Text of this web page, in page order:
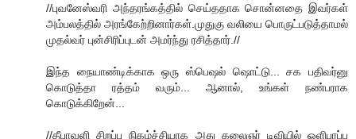
//புவனேஸ்வரி அந்தரங்கத்தில் செய்ததாக சொன்னதை இவர்கள்
அம்பலத்தில் அரங்கேற்றினார்கள்.முதுகு வலியை பொருட்படுத்தாமல்
முதல்வர் புன்சிரிப்புடன் அமர்ந்து ரசித்தார்.//
இந்த‌ நையாண்டிக்காக‌ ஒரு ஸ்பெஷ‌ல் ஷொட்டு... ச‌க‌ ப‌திவ‌ர்னு
கொடுத்தா ர‌த்த‌ம் வ‌ரும்... ஆனால், உங்க‌ள் ந‌ண்ப‌ராக‌
கொடுக்கிறேன்...
//தீபாவளி சிறப்பு நிகழ்ச்சியாக அது கலைஞர் டிவியில் ஒளிபரப்ப